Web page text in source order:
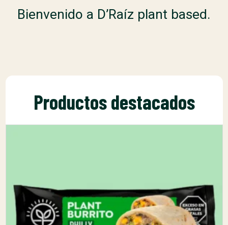
Bienvenido a D’Raíz plant based.
Productos destacados